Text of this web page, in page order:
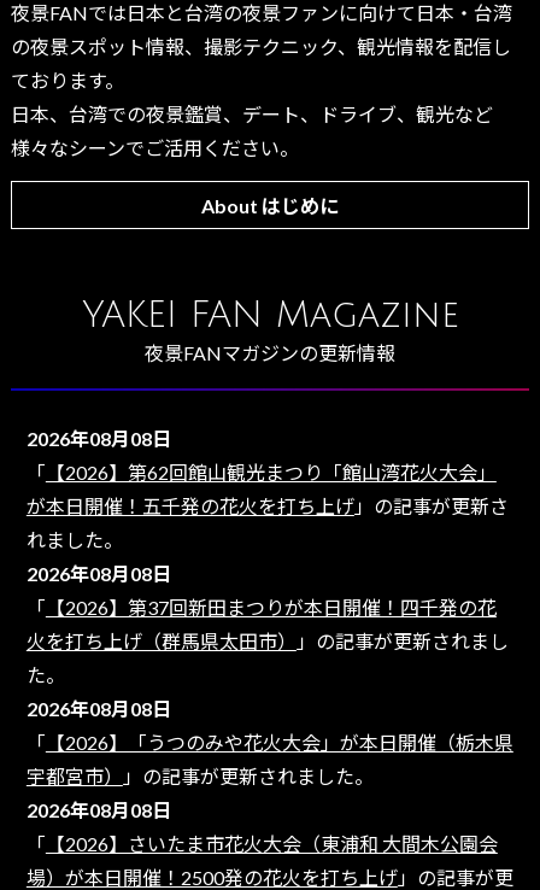
夜景FANでは日本と台湾の夜景ファンに向けて日本・台湾
の夜景スポット情報、撮影テクニック、観光情報を配信し
ております。
日本、台湾での夜景鑑賞、デート、ドライブ、観光など
様々なシーンでご活用ください。
About はじめに
YAKEI FAN Magazine
夜景FANマガジンの更新情報
2026年08月08日
「 【2026】第62回館山観光まつり「館山湾花火大会」
が本日開催！五千発の花火を打ち上げ」の記事が更新さ
れました。
2026年08月08日
「 【2026】第37回新田まつりが本日開催！四千発の花
火を打ち上げ（群馬県太田市）
」の記事が更新されまし
た。
2026年08月08日
「 【2026】「うつのみや花火大会」が本日開催（栃木県
宇都宮市）
」の記事が更新されました。
2026年08月08日
「 【2026】さいたま市花火大会（東浦和 大間木公園会
場）が本日開催！2500発の花火を打ち上げ」の記事が更